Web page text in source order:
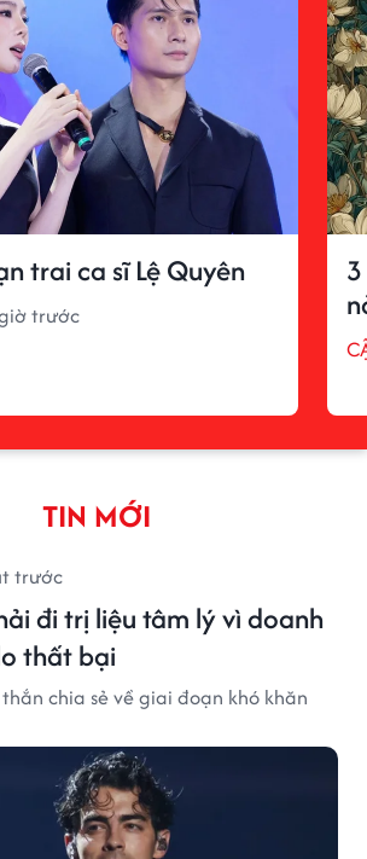
trai ca sĩ Lệ Quyên
trước
TIN MỚI
trước
đi trị liệu tâm lý vì doanh
thất bại
chia sẻ về giai đoạn khó khăn